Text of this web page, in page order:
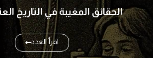
الحقائق المغيبة في التاريخ
اقرأ العدد